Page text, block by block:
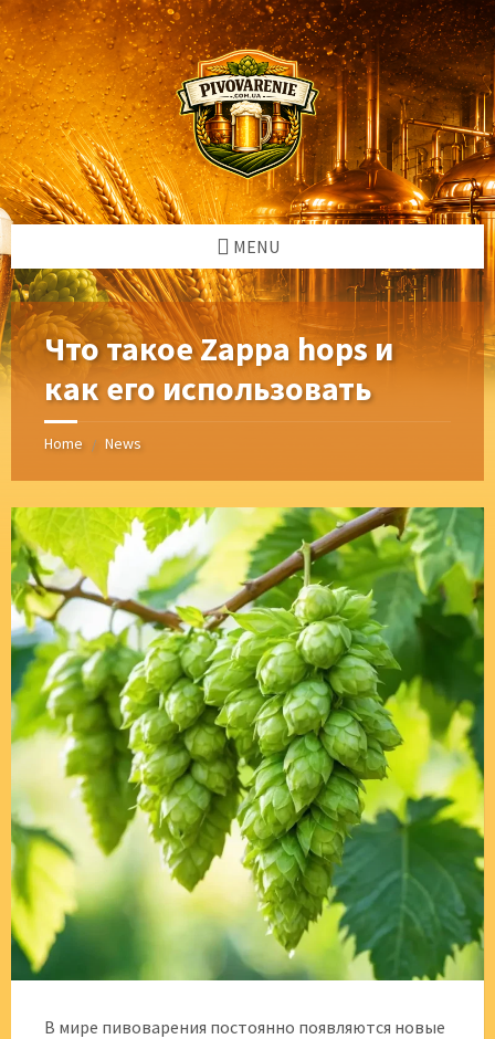
Skip
to
content
Skip
to
left
sidebar
Skip
to
right
sidebar
Skip
to
footer
MENU
Что такое Zappa hops и
как его использовать
Home / News
В мире пивоварения постоянно появляются новые